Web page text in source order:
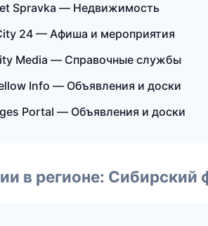
Spravka — Недвижимость
24 — Афиша и мероприятия
Media — Справочные службы
Info — Объявления и доски
Portal — Объявления и доски
в регионе: Сибирский